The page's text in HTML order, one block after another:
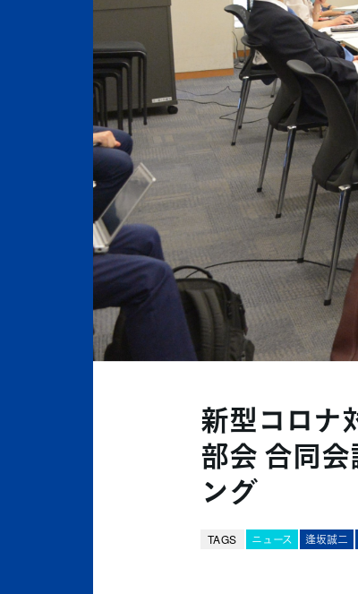
新型コロナ
部会 合同
ング
TAGS ニュース 逢坂誠二